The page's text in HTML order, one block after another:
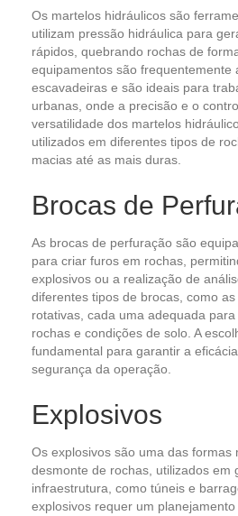
Os martelos hidráulicos são
utilizam pressão hidráulica para
rápidos, quebrando rochas de
equipamentos são frequentemente
escavadeiras e são ideais para
urbanas, onde a precisão e o
versatilidade dos martelos
utilizados em diferentes tipos de
macias até as mais duras.
Brocas de
As brocas de perfuração são
para criar furos em rochas,
explosivos ou a realização de
diferentes tipos de brocas, como
rotativas, cada uma adequada
rochas e condições de solo. A
fundamental para garantir a
segurança da operação.
Explosivos
Os explosivos são uma das formas
desmonte de rochas, utilizados em
infraestrutura, como túneis e
explosivos requer um